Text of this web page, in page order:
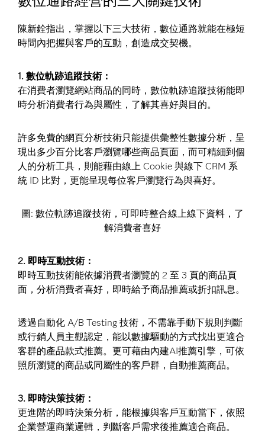
陳新銓指出，掌握以下三大技術，數位通路就能在極短
時間內把握與客戶的互動，創造成交契機。
1. 數位軌跡追蹤技術：
在消費者瀏覽網站商品的同時，數位軌跡追蹤技術能即
時分析消費者行為與屬性，了解其喜好與目的。
許多免費的網頁分析技術只能提供彙整性數據分析，呈
現出多少百分比客戶瀏覽哪些商品頁面，而可精細到個
人的分析工具，則能藉由線上 Cookie 與線下 CRM 系
統 ID 比對，更能呈現每位客戶瀏覽行為與喜好。
圖: 數位軌跡追蹤技術，可即時整合線上線下資料，了
解消費者喜好
2. 即時互動技術：
即時互動技術能依據消費者瀏覽的 2 至 3 頁的商品頁
面，分析消費者喜好，即時給予商品推薦或折扣訊息。
透過自動化 A/B Testing 技術，不需靠手動下規則判斷
或行銷人員主觀認定，能以數據驅動的方式找出更適合
客群的產品款式推薦。更可藉由內建AI推薦引擎，可依
照所瀏覽的商品或同屬性的客戶群，自動推薦商品。
3. 即時決策技術：
更進階的即時決策分析，能根據與客戶互動當下，依照
企業營運商業邏輯，判斷客戶需求後推薦適合商品。